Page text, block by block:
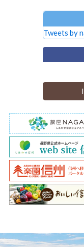
Tweets by